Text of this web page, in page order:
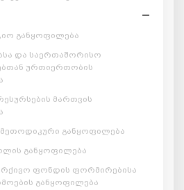
განყოფილება
და საერთაშორისო
ურთიერთობის
მართვის
განყოფილება
განყოფილება
ფონდის ფორმირებისა
განყოფილება